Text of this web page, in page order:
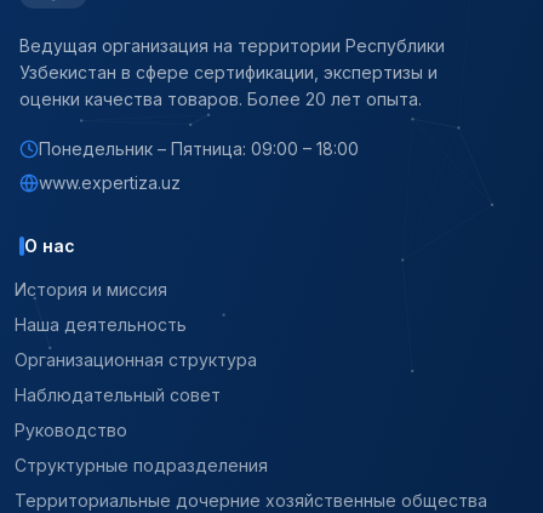
Ведущая организация на территории Республики
Узбекистан в сфере сертификации, экспертизы и
оценки качества товаров. Более 20 лет опыта.
Понедельник – Пятница: 09:00 – 18:00
www.expertiza.uz
О нас
История и миссия
Наша деятельность
Организационная структура
Наблюдательный совет
Руководство
Структурные подразделения
Территориальные дочерние хозяйственные общества